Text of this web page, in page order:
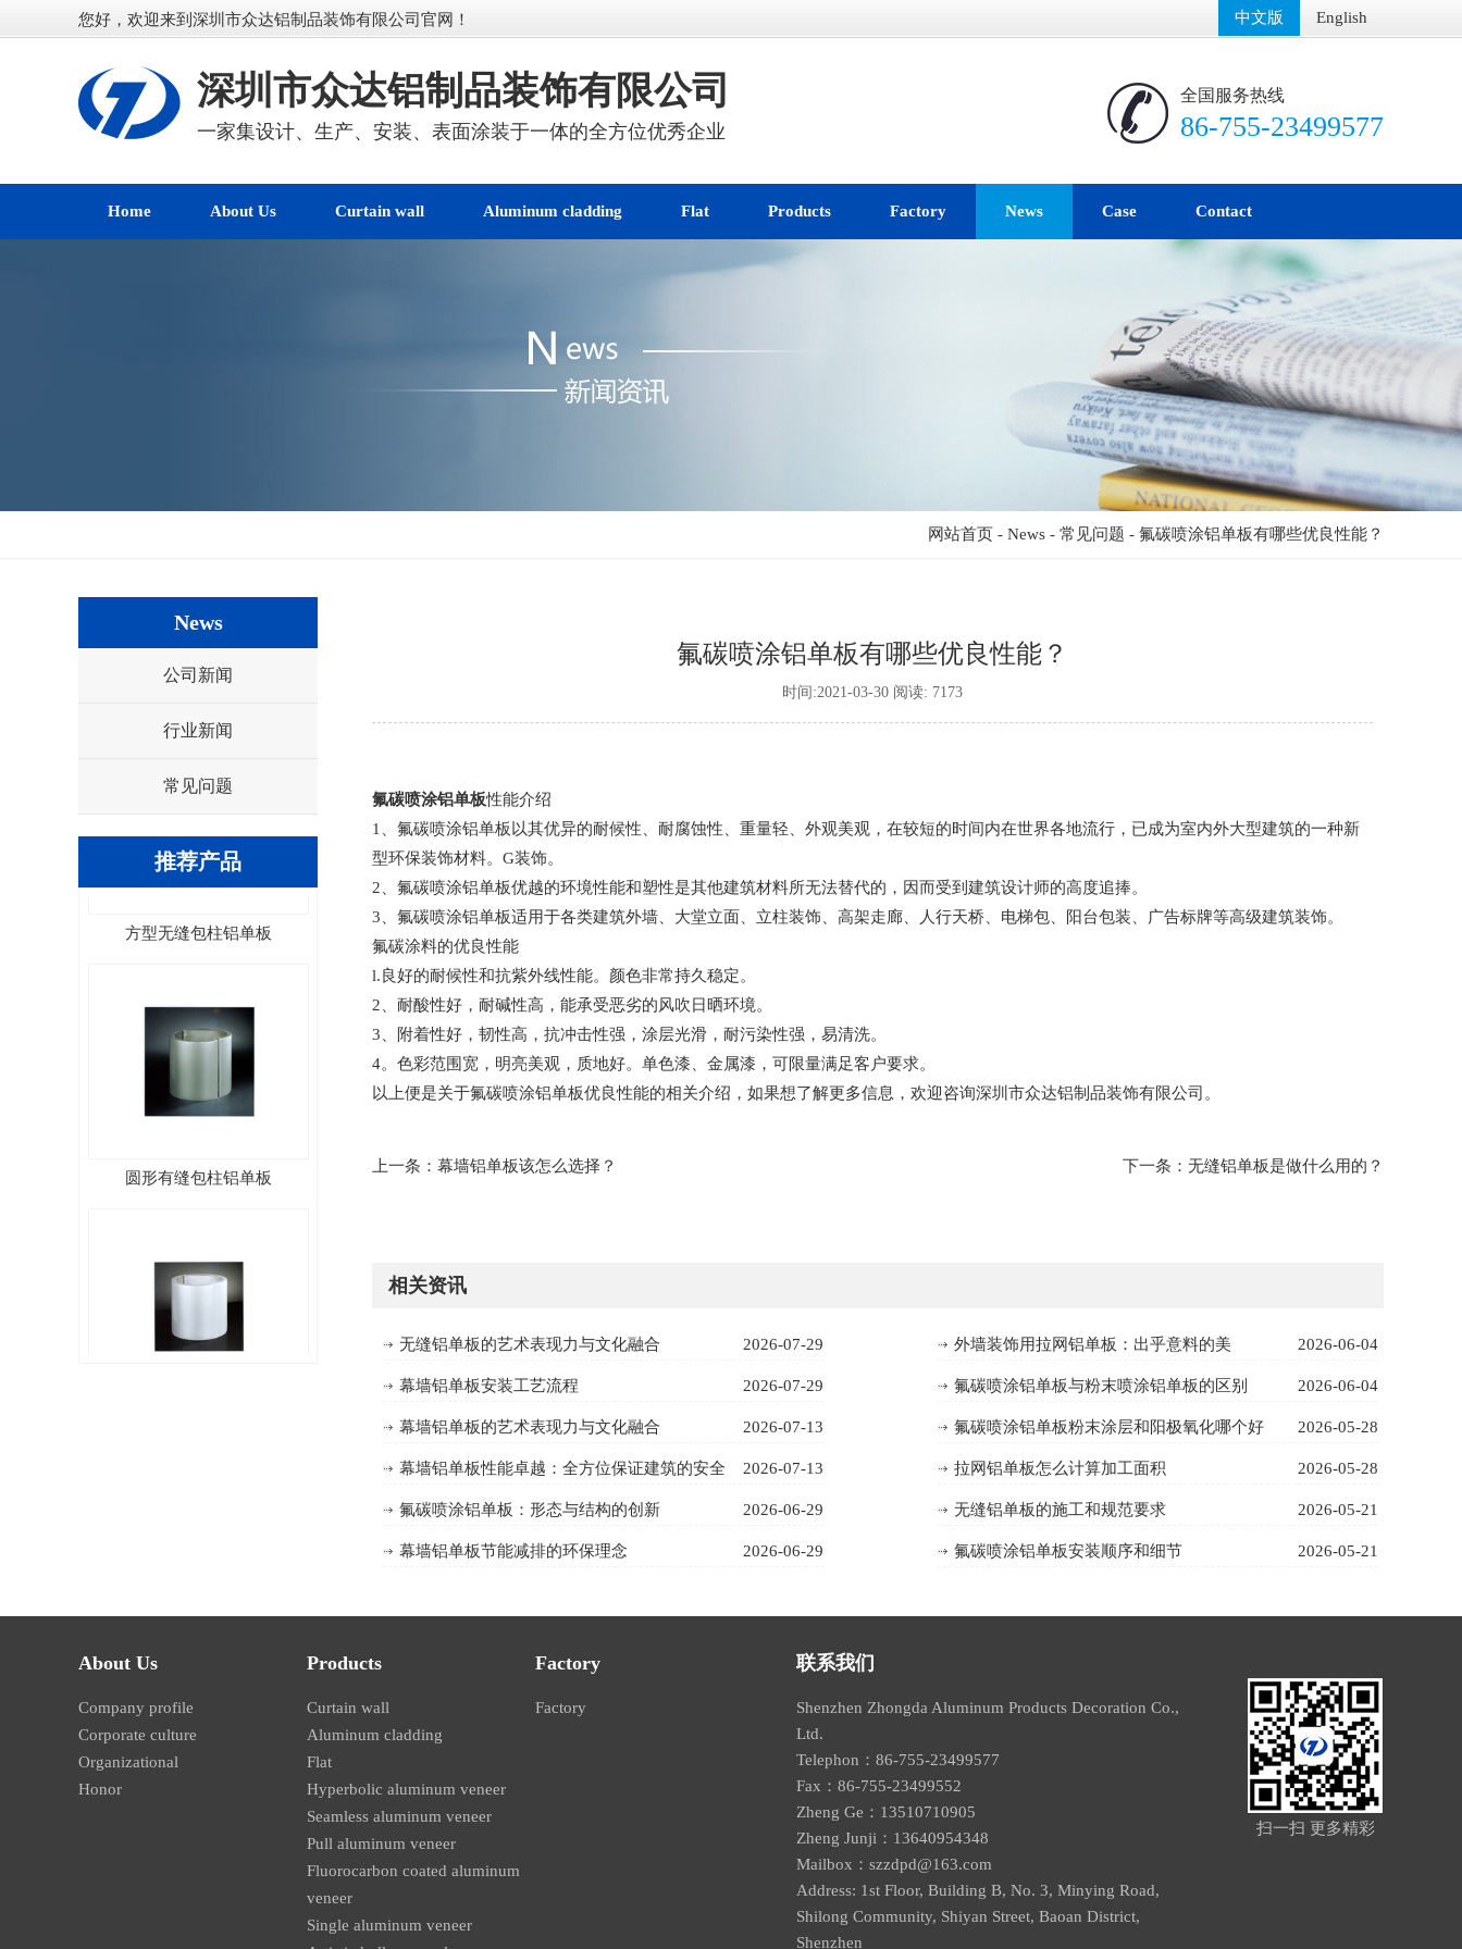
您好，欢迎来到深圳市众达铝制品装饰有限公司官网！ 中文版 English
深圳市众达铝制品装饰有限公司
一家集设计、生产、安装、表面涂装于一体的全方位优秀企业
全国服务热线
86-755-23499577
Home About Us Curtain wall Aluminum cladding Flat Products Factory News Case Contact
网站首页 - News - 常见问题 - 氟碳喷涂铝单板有哪些优良性能？
News
公司新闻
行业新闻
常见问题
推荐产品
方形有缝包柱铝单板
氟碳喷涂铝单板有哪些优良性能？
时间:2021-03-30 阅读: 7173
氟碳喷涂铝单板性能介绍
1、氟碳喷涂铝单板以其优异的耐候性、耐腐蚀性、重量轻、外观美观，在较短的时间内在世界各地流行，已成为室内外大型建筑的一种新
型环保装饰材料。G装饰。
2、氟碳喷涂铝单板优越的环境性能和塑性是其他建筑材料所无法替代的，因而受到建筑设计师的高度追捧。
3、氟碳喷涂铝单板适用于各类建筑外墙、大堂立面、立柱装饰、高架走廊、人行天桥、电梯包、阳台包装、广告标牌等高级建筑装饰。
氟碳涂料的优良性能
l.良好的耐候性和抗紫外线性能。颜色非常持久稳定。
2、耐酸性好，耐碱性高，能承受恶劣的风吹日晒环境。
3、附着性好，韧性高，抗冲击性强，涂层光滑，耐污染性强，易清洗。
4。色彩范围宽，明亮美观，质地好。单色漆、金属漆，可限量满足客户要求。
以上便是关于氟碳喷涂铝单板优良性能的相关介绍，如果想了解更多信息，欢迎咨询深圳市众达铝制品装饰有限公司 。
上一条： 幕墙铝单板该怎么选择？ 下一条： 无缝铝单板是做什么用的？
相关资讯
2026-07-29
无缝铝单板的艺术表现力与文化融合
2026-07-29
幕墙铝单板安装工艺流程
2026-07-13
幕墙铝单板的艺术表现力与文化融合
2026-07-13
幕墙铝单板性能卓越：全方位保证建筑的安全
2026-06-29
氟碳喷涂铝单板：形态与结构的创新
2026-06-29
幕墙铝单板节能减排的环保理念
2026-06-04
外墙装饰用拉网铝单板：出乎意料的美
2026-06-04
氟碳喷涂铝单板与粉末喷涂铝单板的区别
2026-05-28
氟碳喷涂铝单板粉末涂层和阳极氧化哪个好
2026-05-28
拉网铝单板怎么计算加工面积
2026-05-21
无缝铝单板的施工和规范要求
2026-05-21
氟碳喷涂铝单板安装顺序和细节
About Us
Company profile
Corporate culture
Organizational
Honor
Products
Curtain wall
Aluminum cladding
Flat
Hyperbolic aluminum veneer
Seamless aluminum veneer
Pull aluminum veneer
Fluorocarbon coated aluminum
veneer
Single aluminum veneer
Factory
Factory
联系我们
Shenzhen Zhongda Aluminum Products Decoration Co.,
Ltd.
Telephon：86-755-23499577
Fax：86-755-23499552
Zheng Ge：13510710905
Zheng Junji：13640954348
Mailbox： szzdpd@163.com
Address: 1st Floor, Building B, No. 3, Minying Road,
Shilong Community, Shiyan Street, Baoan District,
Shenzhen
扫一扫 更多精彩